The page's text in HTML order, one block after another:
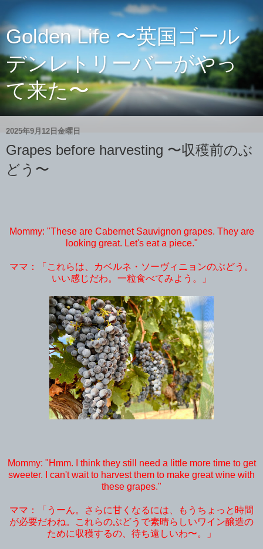
Golden Life 〜英国ゴール
デンレトリーバーがやっ
て来た〜
2025年9月12日金曜日
Grapes before harvesting 〜収穫前のぶ
どう〜
Mommy: "These are Cabernet Sauvignon grapes. They are
looking great. Let's eat a piece."
ママ：「これらは、カベルネ・ソーヴィニョンのぶどう。
いい感じだわ。一粒食べてみよう。」
Mommy: "Hmm. I think they still need a little more time to get
sweeter. I can't wait to harvest them to make great wine with
these grapes."
ママ：「うーん。さらに甘くなるには、もうちょっと時間
が必要だわね。これらのぶどうで素晴らしいワイン醸造の
ために収穫するの、待ち遠しいわ〜。」